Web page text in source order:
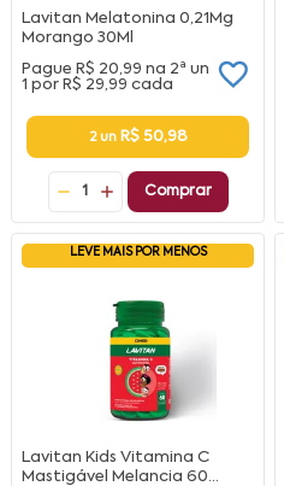
Lavitan Melatonina 0,21Mg
Morango 30Ml
Pague R$ 20,99 na 2ª un
1 por R$ 29,99 cada
2 un R$ 50,98
1 Comprar
LEVE MAIS POR MENOS
Lavitan Kids Vitamina C
Mastigável Melancia 60